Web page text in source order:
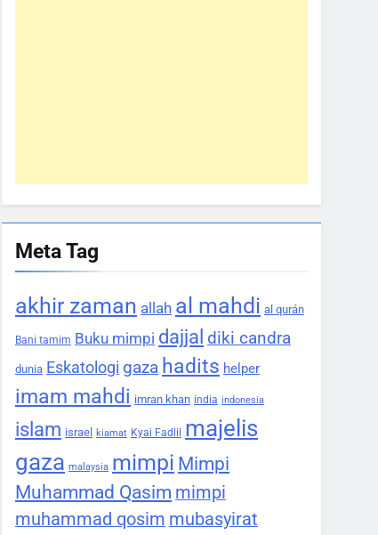
Meta Tag
akhir zaman allah al mahdi al qurán
Bani tamim Buku mimpi dajjal diki candra
dunia Eskatologi gaza hadits helper
imam mahdi imran khan india indonesia
islam israel kiamat Kyai Fadlil
majelis
gaza malaysia mimpi Mimpi
Muhammad Qasim mimpi
muhammad qosim mubasyirat